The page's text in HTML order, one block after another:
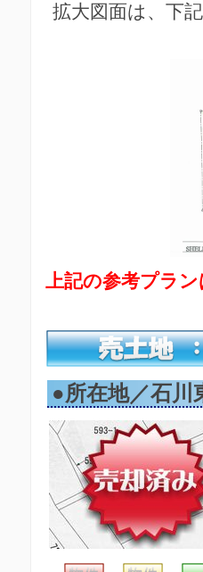
拡大図面は、下
上記の参考プラ
●所在地／石川